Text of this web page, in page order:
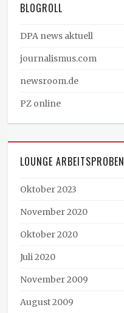
BLOGROLL
DPA news aktuell
journalismus.com
newsroom.de
PZ online
LOUNGE ARBEITSPROBEN
Oktober 2023
November 2020
Oktober 2020
Juli 2020
November 2009
August 2009